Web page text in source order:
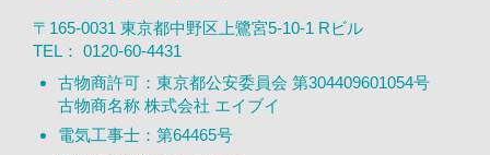
〒165-0031 東京都中野区上鷺宮5-10-1 Rビル
TEL： 0120-60-4431
古物商許可：東京都公安委員会 第304409601054号
古物商名称 株式会社 エイブイ
電気工事士：第64465号